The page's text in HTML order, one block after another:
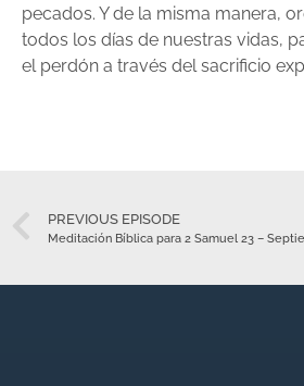
pecados. Y de la misma manera,
todos los días de nuestras vidas,
el perdón a través del sacrificio
PREVIOUS EPISODE
Meditación Bíblica para 2 Samuel 23 –